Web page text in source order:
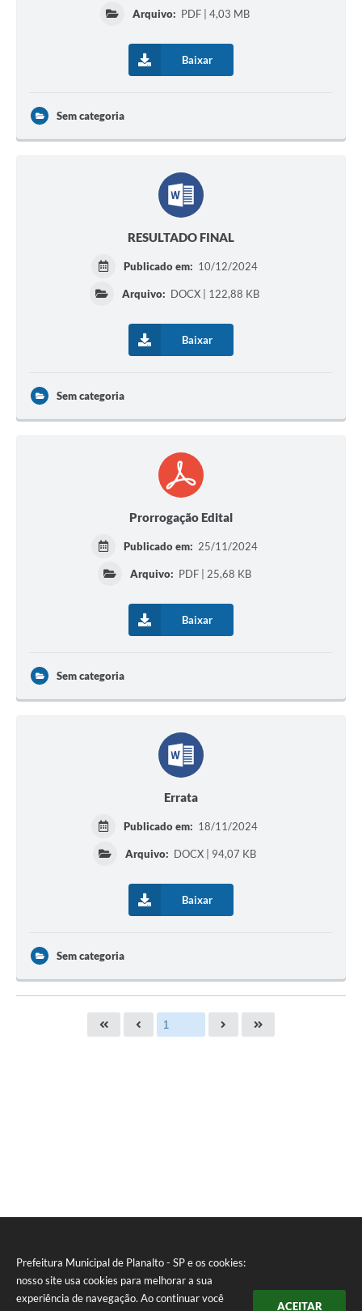
Prefeitura Municipal de Planalto - SP e os cookies:
nosso site usa cookies para melhorar a sua
experiência de navegação. Ao continuar você
ACEITAR
Arquivo: PDF | 4,03 MB
Baixar
Sem categoria
RESULTADO FINAL
Publicado em: 10/12/2024
Arquivo: DOCX | 122,88 KB
Baixar
Sem categoria
Prorrogação Edital
Publicado em: 25/11/2024
Arquivo: PDF | 25,68 KB
Baixar
Sem categoria
Errata
Publicado em: 18/11/2024
Arquivo: DOCX | 94,07 KB
Baixar
Sem categoria